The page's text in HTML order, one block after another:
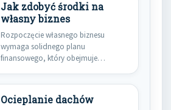
Jak zdobyć środki na
własny biznes
Rozpoczęcie własnego biznesu
wymaga solidnego planu
finansowego, który obejmuje
Ocieplanie dachów